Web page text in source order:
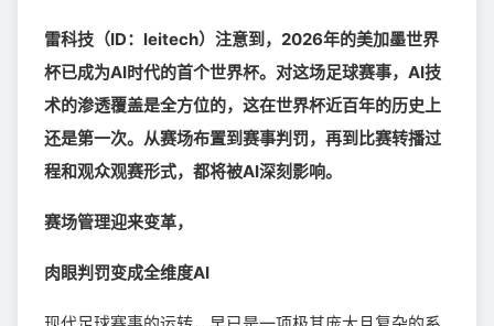
雷科技（ID：leitech）注意到，2026年的美加墨世界
杯已成为AI时代的首个世界杯。对这场足球赛事，AI技
术的渗透覆盖是全方位的，这在世界杯近百年的历史上
还是第一次。从赛场布置到赛事判罚，再到比赛转播过
程和观众观赛形式，都将被AI深刻影响。
赛场管理迎来变革，
肉眼判罚变成全维度AI